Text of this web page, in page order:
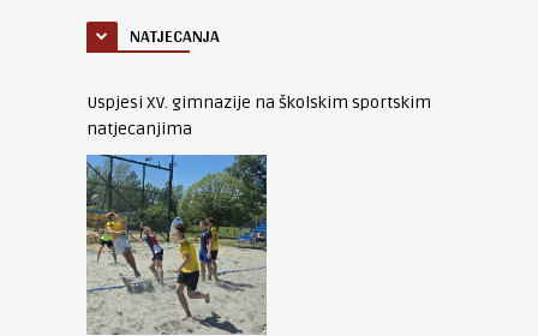
NATJECANJA
Uspjesi XV. gimnazije na školskim sportskim
natjecanjima